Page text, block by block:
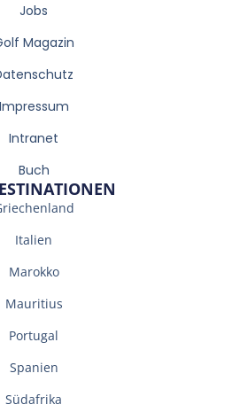
Jobs
Magazin
Impressum
Intranet
Buch
Italien
Marokko
Mauritius
Portugal
Spanien
Südafrika